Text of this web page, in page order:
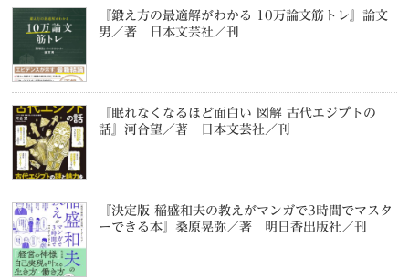
『鍛え方の最適解がわかる 10万論文筋トレ』論文
男／著 日本文芸社／刊
『眠れなくなるほど面白い 図解 古代エジプトの
話』河合望／著 日本文芸社／刊
『決定版 稲盛和夫の教えがマンガで3時間でマスタ
ーできる本』桑原晃弥／著 明日香出版社／刊